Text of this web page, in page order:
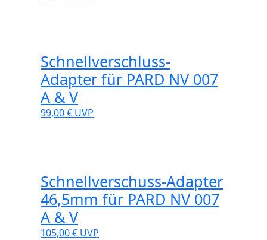
Schnellverschluss-
Adapter für PARD NV 007
A & V
99,00 € UVP
Schnellverschuss-Adapter
46,5mm für PARD NV 007
A & V
105,00 € UVP